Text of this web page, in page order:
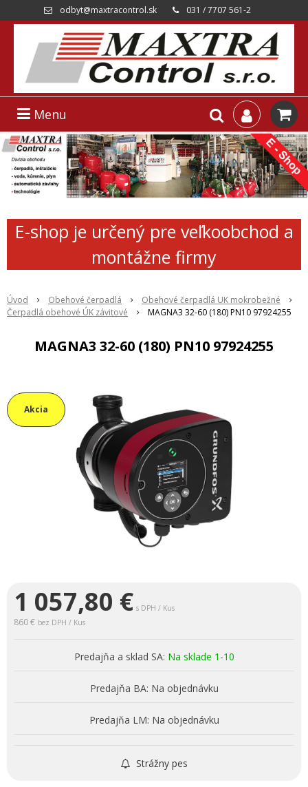
odbyt@maxtracontrol.sk 031 / 7707 561-2
Menu
E-shop je určený pre veľkoobchod a
montážne firmy
Úvod Obehové čerpadlá
Obehové čerpadlá UK mokrobežné
Čerpadlá obehové ÚK závitové
MAGNA3 32-60 (180) PN10 97924255
MAGNA3 32-60 (180) PN10 97924255
Akcia
1 057,80 € s DPH / Kus
860 € bez DPH / Kus
Predajňa a sklad SA: Na sklade 1-10
Predajňa BA: Na objednávku
Predajňa LM: Na objednávku
Strážny pes